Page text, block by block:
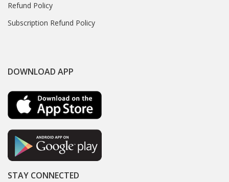
Refund Policy
Subscription Refund Policy
DOWNLOAD APP
STAY CONNECTED